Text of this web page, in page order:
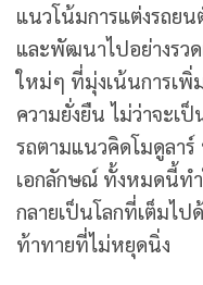
แนวโน้มการแต่งรถย
และพัฒนาไปอย่างรว
ใหม่ๆ ที่มุ่งเน้นการเพิ่
ความยั่งยืน ไม่ว่าจะเ
รถตามแนวคิดโมดูลาร์
เอกลักษณ์ ทั้งหมดนี้ท
กลายเป็นโลกที่เต็มไป
ท้าทายที่ไม่หยุดนิ่ง